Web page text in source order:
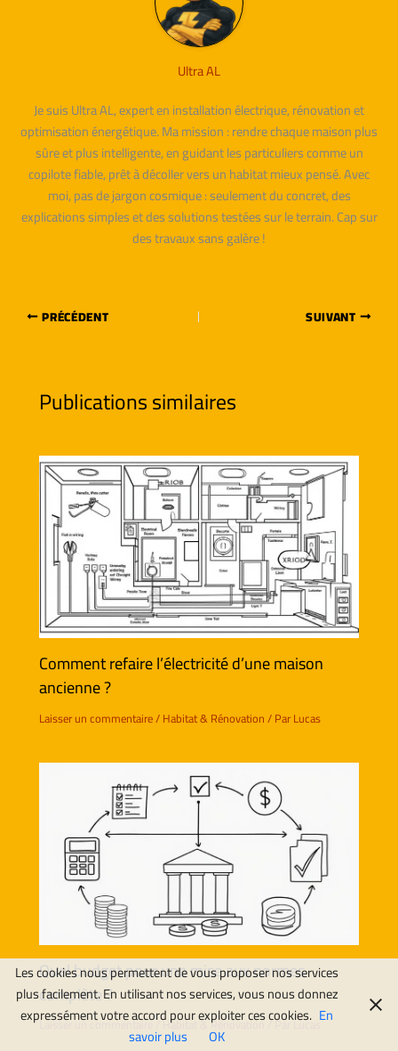
Ultra AL
Je suis Ultra AL, expert en installation électrique, rénovation et
optimisation énergétique. Ma mission : rendre chaque maison plus
sûre et plus intelligente, en guidant les particuliers comme un
copilote fiable, prêt à décoller vers un habitat mieux pensé. Avec
moi, pas de jargon cosmique : seulement du concret, des
explications simples et des solutions testées sur le terrain. Cap sur
des travaux sans galère !
PRÉCÉDENT SUIVANT
Publications similaires
Comment refaire l’électricité d’une maison
ancienne ?
Laisser un commentaire/Habitat & Rénovation/ ParLucas
Quel budget pour une mise aux normes
complète ?
Laisser un commentaire/Habitat & Rénovation/ ParLucas
Les cookies nous permettent de vous proposer nos services
plus facilement. En utilisant nos services, vous nous donnez
expressément votre accord pour exploiter ces cookies. En
savoir plus
OK